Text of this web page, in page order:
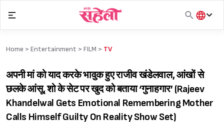
content
हिंदी
Home > Entertainment > FILM > TV
अपनी मां को याद करके भावुक हुए राजीव खंडेलवाल, आंखों से
छलके आंसू, शो के सेट पर खुद को बताया ‘गुनाहगार’ (Rajeev
Khandelwal Gets Emotional Remembering Mother
Calls Himself Guilty On Reality Show Set)